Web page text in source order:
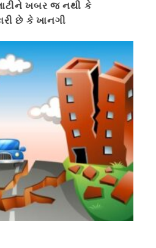
ખબર જ નથી કે
છે કે ખાનગી